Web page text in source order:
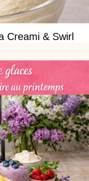
Creami & Swirl